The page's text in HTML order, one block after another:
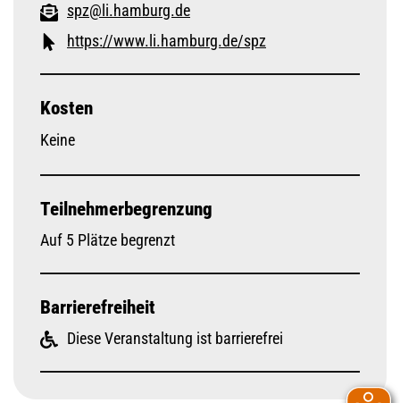
spz@li.hamburg.de
https://www.li.hamburg.de/spz
Kosten
Keine
Teilnehmerbegrenzung
Auf 5 Plätze begrenzt
Barrierefreiheit
Diese Veranstaltung ist barrierefrei